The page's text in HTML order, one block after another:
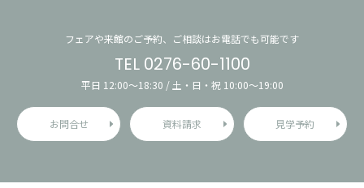
フェアや来館のご予約、ご相談はお電話でも可能です
TEL 0276-60-1100
平日 12:00〜18:30 / 土・日・祝 10:00〜19:00
お問合せ 資料請求 見学予約